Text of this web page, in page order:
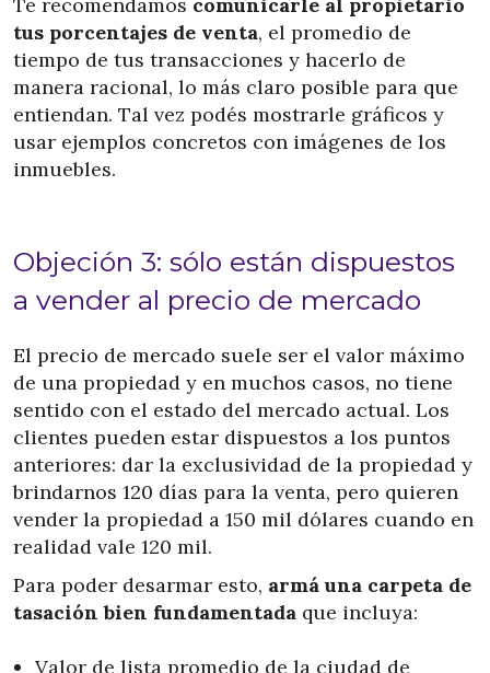
tus porcentajes de venta, el promedio de
tiempo de tus transacciones y hacerlo de
manera racional, lo más claro posible para que
entiendan. Tal vez podés mostrarle gráficos y
usar ejemplos concretos con imágenes de los
inmuebles.
Objeción 3: sólo están dispuestos
a vender al precio de mercado
El precio de mercado suele ser el valor máximo
de una propiedad y en muchos casos, no tiene
sentido con el estado del mercado actual. Los
clientes pueden estar dispuestos a los puntos
anteriores: dar la exclusividad de la propiedad y
brindarnos 120 días para la venta, pero quieren
vender la propiedad a 150 mil dólares cuando en
realidad vale 120 mil.
Para poder desarmar esto, armá una carpeta de
tasación bien fundamentada que incluya:
Valor de lista promedio de la ciudad de